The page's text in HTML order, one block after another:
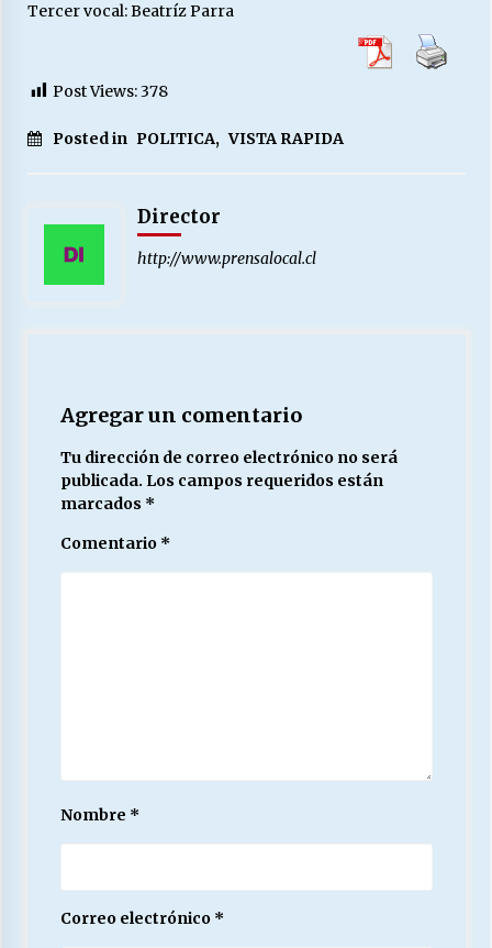
Chile y sus segmentos de la riqueza
Tercer vocal: Beatríz Parra
Post Views:378
Posted in POLITICA, VISTA RAPIDA
Director
http://www.prensalocal.cl
Agregar un comentario
Tu dirección de correo electrónico no será
publicada. Los campos requeridos están
marcados *
Comentario *
Nombre *
Correo electrónico *